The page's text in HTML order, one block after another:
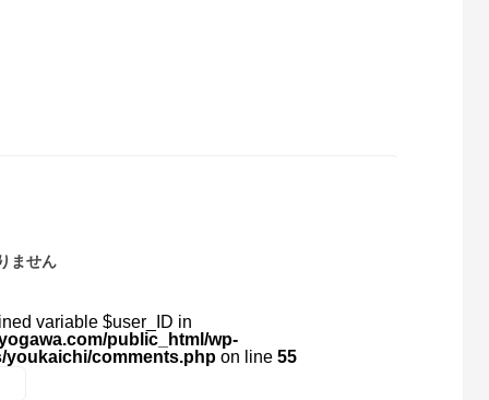
ません
variable $user_ID in
public_html/wp-
youkaichi/comments.php on line 55